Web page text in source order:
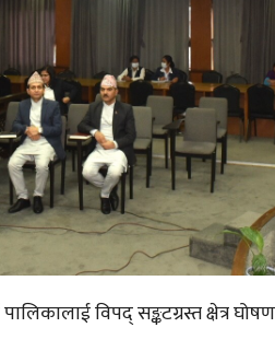
विपद् सङ्कटग्रस्त क्षेत्र